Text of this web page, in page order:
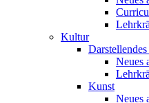
Kultur
Neues
Kunst
Neues